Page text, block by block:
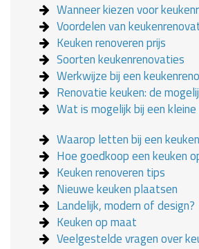
Wanneer kiezen voor
Voordelen van
Keuken renoveren prijs
Soorten keukenrenovaties
Werkwijze bij een
Renovatie keuken: de
Wat is mogelijk bij een kleine
Waarop letten bij een
Hoe goedkoop een keuken
Keuken renoveren tips
Nieuwe keuken plaatsen
Landelijk, modern of design?
Keuken op maat
Veelgestelde vragen over